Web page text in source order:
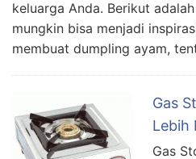
keluarga Anda. Berikut
mungkin bisa menjadi
membuat dumpling ayam,
Gas
Lebih
Gas